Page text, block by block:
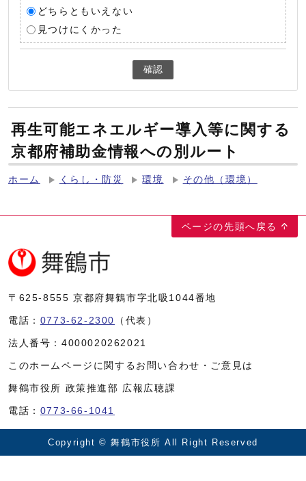
どちらともいえない
見つけにくかった
確認
再生可能エネエルギー導入等に関する
京都府補助金情報への別ルート
ホーム くらし・防災 環境 その他（環境）
ページの先頭へ戻る
〒625-8555 京都府舞鶴市字北吸1044番地
電話： 0773-62-2300 （代表）
法人番号： 4000020262021
このホームページに関するお問い合わせ・ご意見は
舞鶴市役所 政策推進部 広報広聴課
電話： 0773-66-1041
Copyright © 舞鶴市役所 All Right Reserved